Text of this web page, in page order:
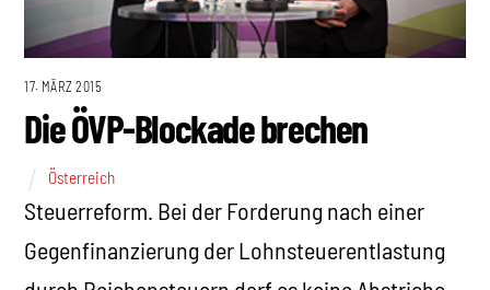
17. MÄRZ 2015
Die ÖVP-Blockade brechen
Österreich
Steuerreform. Bei der Forderung nach einer
Gegenfinanzierung der Lohnsteuerentlastung